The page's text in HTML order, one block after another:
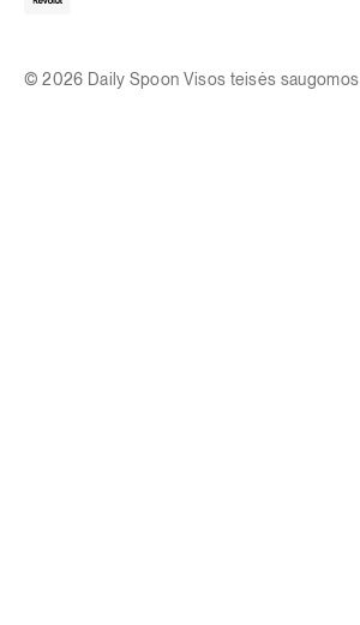
© 2026 Daily Spoon Visos teisės saugomos